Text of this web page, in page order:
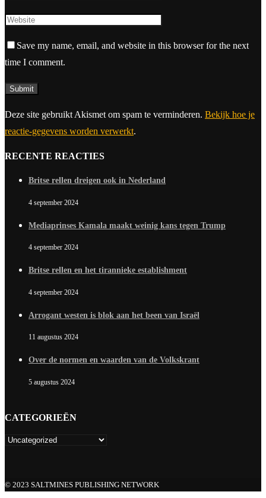
Save my name, email, and website in this browser for the next
time I comment.
Deze site gebruikt Akismet om spam te verminderen. Bekijk hoe je
reactie-gegevens worden verwerkt.
RECENTE REACTIES
Britse rellen dreigen ook in Nederland
4 september 2024
Mediaprinses Kamala maakt weinig kans tegen Trump
4 september 2024
Britse rellen en het tirannieke establishment
4 september 2024
Arrogant westen is blok aan het been van Israël
11 augustus 2024
Over de normen en waarden van de Volkskrant
5 augustus 2024
CATEGORIEËN
© 2023 SALTMINES PUBLISHING NETWORK